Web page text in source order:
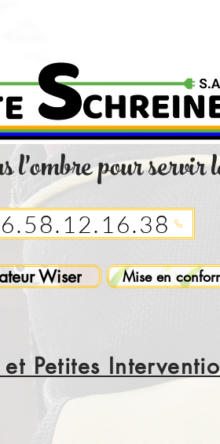
pour servir
Wiser Mise en
Petites